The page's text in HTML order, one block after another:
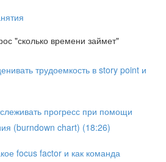
"сколько времени займет"
трудоемкость в story point и
прогресс при помощи
(burndown chart) (18:26)
focus factor и как команда